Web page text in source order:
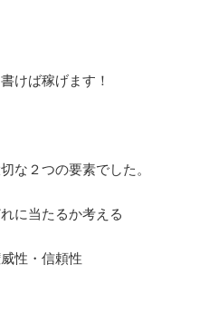
けば稼げます！
な２つの要素でした。
に当たるか考える
性・信頼性